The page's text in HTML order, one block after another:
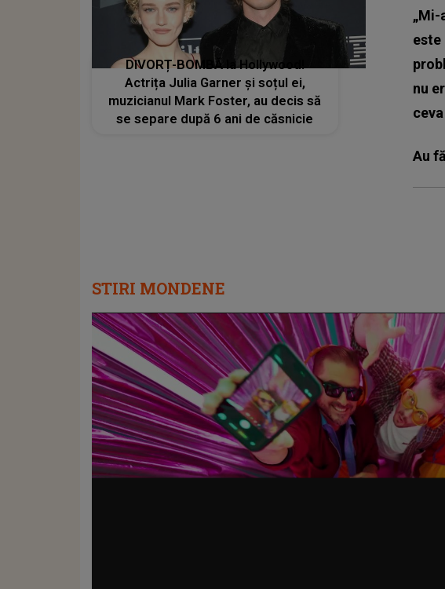
„Mi-
nu
Au
DIVORȚ-BOMBĂ la Hollywood!
Actrița Julia Garner și soțul ei,
muzicianul Mark Foster, au decis să
se separe după 6 ani de căsnicie
STIRI MONDENE